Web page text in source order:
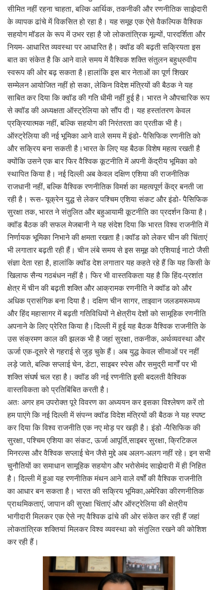
सीमित नहीं रहना चाहता, बल्कि आर्थिक, तकनीकी और रणनीतिक साझेदारी
के व्यापक ढांचे में विकसित हो रहा है। यह समूह एक ऐसे वैकल्पिक वैश्विक
सहयोग मॉडल के रूप में उभर रहा है जो लोकतांत्रिक मूल्यों, पारदर्शिता और
नियम- आधारित व्यवस्था पर आधारित है। क्वॉड की बढ़ती सक्रियता इस
बात का संकेत है कि आने वाले समय में वैश्विक शक्ति संतुलन बहुध्रुवीय
स्वरूप की ओर बढ़ सकता है।हालांकि इस बार नेताओं का पूर्ण शिखर
सम्मेलन आयोजित नहीं हो सका, लेकिन विदेश मंत्रियों की बैठक ने यह
साबित कर दिया कि क्वॉड की गति धीमी नहीं हुई है। भारत ने औपचारिक रूप
से क्वॉड की अध्यक्षता ऑस्ट्रेलिया को सौंप दी। यह हस्तांतरण केवल
प्रक्रियात्मक नहीं, बल्कि सहयोग की निरंतरता का प्रतीक भी है।
ऑस्ट्रेलिया की नई भूमिका आने वाले समय में इंडो- पैसिफिक रणनीति को
और सक्रिय बना सकती है।भारत के लिए यह बैठक विशेष महत्व रखती है
क्योंकि उसने एक बार फिर वैश्विक कूटनीति में अपनी केंद्रीय भूमिका को
स्थापित किया है। नई दिल्ली अब केवल दक्षिण एशिया की राजनीतिक
राजधानी नहीं, बल्कि वैश्विक रणनीतिक विमर्श का महत्वपूर्ण केंद्र बनती जा
रही है। रूस- यूक्रेन युद्ध से लेकर पश्चिम एशिया संकट और इंडो- पैसिफिक
सुरक्षा तक, भारत ने संतुलित और बहुआयामी कूटनीति का प्रदर्शन किया है।
क्वॉड बैठक की सफल मेजबानी ने यह संदेश दिया कि भारत विश्व राजनीति में
निर्णायक भूमिका निभाने की क्षमता रखता है।क्वॉड को लेकर चीन की चिंताएं
भी लगातार बढ़ती रही हैं। चीन लंबे समय से इस समूह को एशियाई नाटो जैसी
संज्ञा देता रहा है, हालांकि क्वॉड देश लगातार यह कहते रहे हैं कि यह किसी के
खिलाफ सैन्य गठबंधन नहीं है। फिर भी वास्तविकता यह है कि हिंद-प्रशांत
क्षेत्र में चीन की बढ़ती शक्ति और आक्रामक रणनीति ने क्वॉड को और
अधिक प्रासंगिक बना दिया है। दक्षिण चीन सागर, ताइवान जलडमरूमध्य
और हिंद महासागर में बढ़ती गतिविधियों ने क्षेत्रीय देशों को सामूहिक रणनीति
अपनाने के लिए प्रेरित किया है।दिल्ली में हुई यह बैठक वैश्विक राजनीति के
उस संक्रमण काल की झलक भी है जहां सुरक्षा, तकनीक, अर्थव्यवस्था और
ऊर्जा एक-दूसरे से गहराई से जुड़ चुके हैं। अब युद्ध केवल सीमाओं पर नहीं
लड़े जाते, बल्कि सप्लाई चेन, डेटा, साइबर स्पेस और समुद्री मार्गों पर भी
शक्ति संघर्ष चल रहा है। क्वॉड की नई रणनीति इसी बदलती वैश्विक
वास्तविकता को प्रतिबिंबित करती है।
अतः अगर हम उपरोक्त पूरे विवरण का अध्ययन कर इसका विश्लेषण करें तो
हम पाएंगे कि नई दिल्ली में संपन्न क्वॉड विदेश मंत्रियों की बैठक ने यह स्पष्ट
कर दिया कि विश्व राजनीति एक नए मोड़ पर खड़ी है। इंडो -पैसिफिक की
सुरक्षा, पश्चिम एशिया का संकट, ऊर्जा आपूर्ति,साइबर सुरक्षा, क्रिटिकल
मिनरल्स और वैश्विक सप्लाई चेन जैसे मुद्दे अब अलग-अलग नहीं रहे। इन सभी
चुनौतियों का समाधान सामूहिक सहयोग और भरोसेमंद साझेदारी में ही निहित
है। दिल्ली में हुआ यह रणनीतिक मंथन आने वाले वर्षों की वैश्विक राजनीति
का आधार बन सकता है। भारत की सक्रिय भूमिका,अमेरिका कीरणनीतिक
प्राथमिकताएं, जापान की सुरक्षा चिंताएं और ऑस्ट्रेलिया की क्षेत्रीय
भागीदारी मिलकर एक ऐसे नए वैश्विक ढांचे की ओर संकेत कर रही हैं जहां
लोकतांत्रिक शक्तियां मिलकर विश्व व्यवस्था को संतुलित रखने की कोशिश
कर रही हैं।